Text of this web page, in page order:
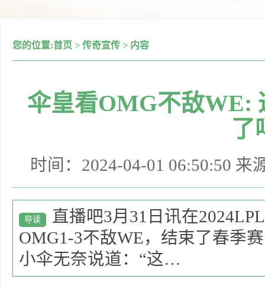
您的位置:首页 > 传奇宣传 > 内容
伞皇看OMG不敌WE:
了
时间：2024-04-01 06:50:50 来
导读
直播吧3月31日讯在
OMG1-3不敌WE，结束了春季
小伞无奈说道：“这…